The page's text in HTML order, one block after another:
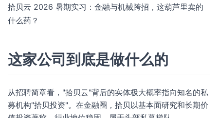
拾贝云 2026 暑期实习：金融与机械跨招，这葫芦里卖的
什么药？
这家公司到底是做什么的
从招聘简章看，"拾贝云"背后的实体极大概率指向知名的私
募机构"拾贝投资"。在金融圈，拾贝以基本面研究和长期价